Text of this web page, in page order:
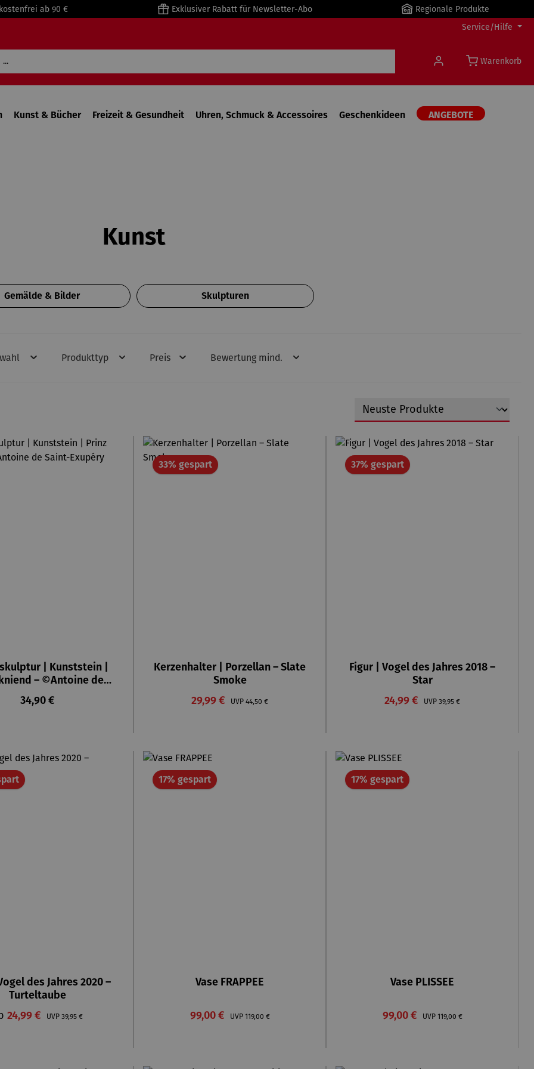
ab 90 € Exklusiver Rabatt für Newsletter-Abo
Regionale Produkte
Service/Hilfe
Warenkorb
Kunst & Bücher Freizeit & Gesundheit Uhren, Schmuck & Accessoires Geschenkideen ANGEBOTE
Kunst
Gemälde & Bilder Skulpturen
Produkttyp Preis Bewertung mind.
| Kunststein |
– ©Antoine de
Saint-Exupéry
Regulärer Preis:
34,90 €
33% gespartRabatt
Kerzenhalter | Porzellan – Slate
Smoke
Verkaufspreis:
29,99 € UVP Regulärer Preis:
44,50 €
37% gespartRabatt
Figur | Vogel des Jahres 2018 –
Star
Verkaufspreis:
24,99 € UVP Regulärer Preis:
39,95 €
Rabatt
des Jahres 2020 –
Turteltaube
24,99 € UVP Regulärer Preis:
39,95 €
17% gespartRabatt
Vase FRAPPEE
Verkaufspreis:
99,00 € UVP Regulärer Preis:
119,00 €
17% gespartRabatt
Vase PLISSEE
Verkaufspreis:
99,00 € UVP Regulärer Preis:
119,00 €